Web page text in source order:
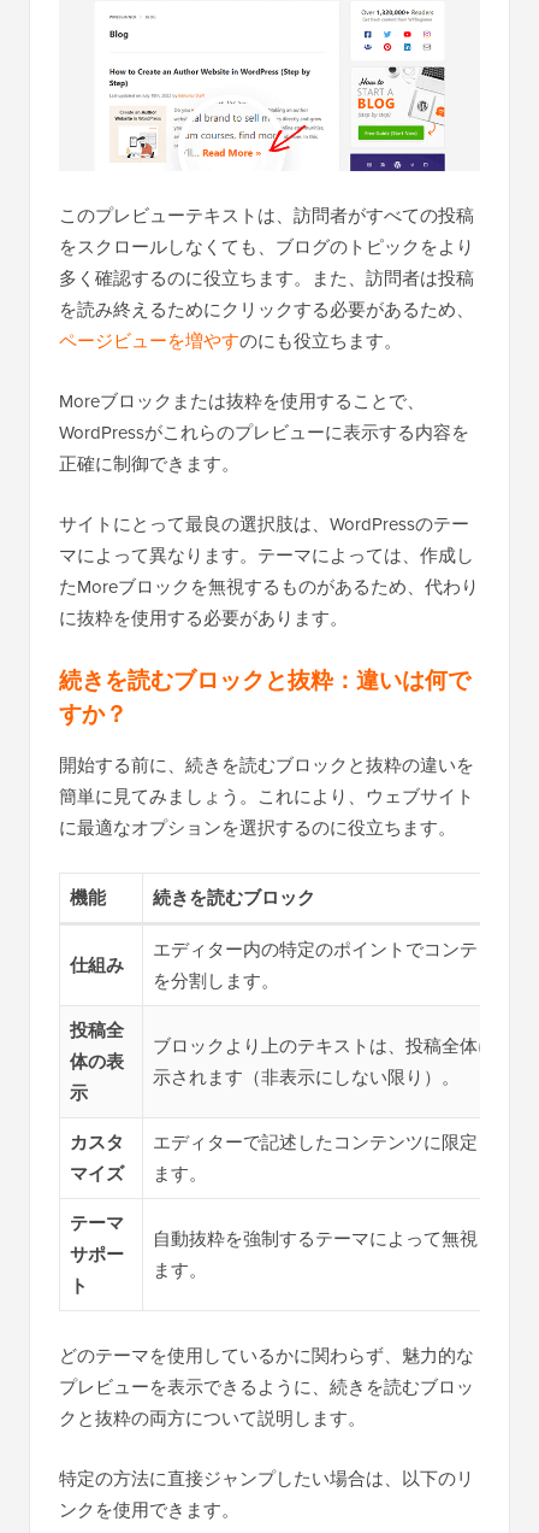
このプレビューテキストは、訪問者がすべての投稿
をスクロールしなくても、ブログのトピックをより
多く確認するのに役立ちます。また、訪問者は投稿
を読み終えるためにクリックする必要があるため、
ページビューを増やすのにも役立ちます。
Moreブロックまたは抜粋を使用することで、
WordPressがこれらのプレビューに表示する内容を
正確に制御できます。
サイトにとって最良の選択肢は、WordPressのテー
マによって異なります。テーマによっては、作成し
たMoreブロックを無視するものがあるため、代わり
に抜粋を使用する必要があります。
続きを読むブロックと抜粋：違いは何で
すか？
開始する前に、続きを読むブロックと抜粋の違いを
簡単に見てみましょう。これにより、ウェブサイト
に最適なオプションを選択するのに役立ちます。
機能 続きを読むブロック
仕組み
エディター内の特定のポイントでコンテンツ
を分割します。
投稿全
体の表
示
ブロックより上のテキストは、投稿全体に表
示されます（非表示にしない限り）。
カスタ
マイズ
エディターで記述したコンテンツに限定され
ます。
テーマ
サポー
ト
自動抜粋を強制するテーマによって無視され
ます。
どのテーマを使用しているかに関わらず、魅力的な
プレビューを表示できるように、続きを読むブロッ
クと抜粋の両方について説明します。
特定の方法に直接ジャンプしたい場合は、以下のリ
ンクを使用できます。